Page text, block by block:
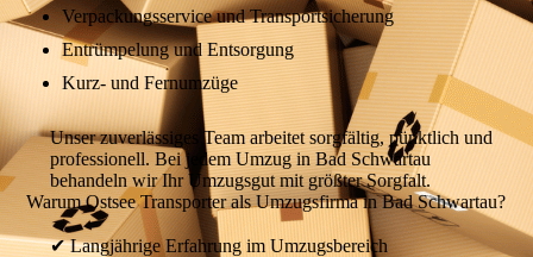
Verpackungsservice und Transportsicherung
Entrümpelung und Entsorgung
Kurz- und Fernumzüge
Unser zuverlässiges Team arbeitet sorgfältig, pünktlich und
professionell. Bei jedem Umzug in Bad Schwartau
behandeln wir Ihr Umzugsgut mit größter Sorgfalt.
Warum Ostsee Transporter als Umzugsfirma in Bad Schwartau?
✔ Langjährige Erfahrung im Umzugsbereich